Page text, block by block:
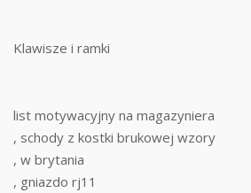
Klawisze i ramki
list motywacyjny na magazyniera
, schody z kostki brukowej wzory
, w brytania
, gniazdo rj11